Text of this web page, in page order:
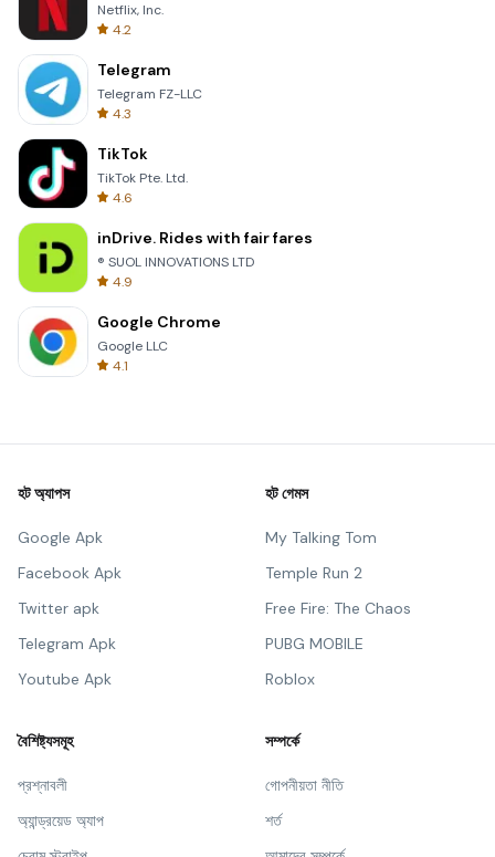
Netflix, Inc.
4.2
Telegram
Telegram FZ-LLC
4.3
TikTok
TikTok Pte. Ltd.
4.6
inDrive. Rides with fair fares
® SUOL INNOVATIONS LTD
4.9
Google Chrome
Google LLC
4.1
হট অ্যাপস
Google Apk
Facebook Apk
Twitter apk
Telegram Apk
Youtube Apk
হট গেমস
My Talking Tom
Temple Run 2
Free Fire: The Chaos
PUBG MOBILE
Roblox
বৈশিষ্ট্যসমূহ
প্রশ্নাবলী
অ্যান্ড্রয়েড অ্যাপ
সম্পর্কে
গোপনীয়তা নীতি
শর্ত